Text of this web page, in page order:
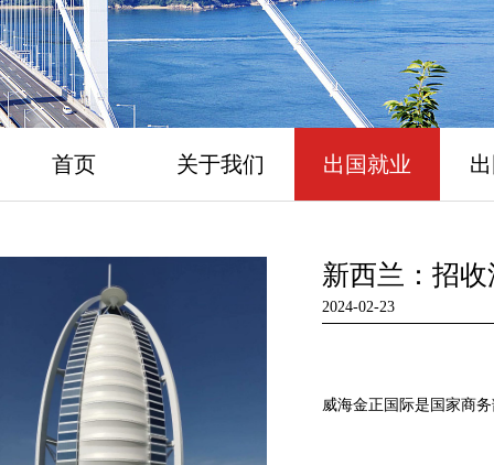
首页 关于我们 出国就业
新西兰：招
2024-02-23
威海金正国际是国家商